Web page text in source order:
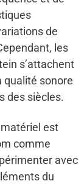
de
les
s’attachent
qualité sonore
des siècles.
est
comme
avec
du